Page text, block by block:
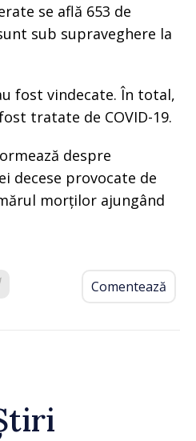
se află 653 de
sub supraveghere la
fost vindecate. În total,
tratate de COVID-19.
despre
decese provocate de
morților ajungând
Comentează